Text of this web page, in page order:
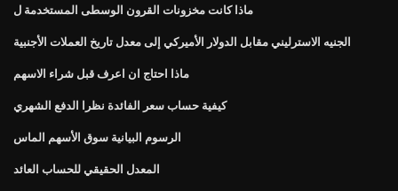
ماذا كانت مخزونات القرون الوسطى المستخدمة ل
الجنيه الاسترليني مقابل الدولار الأميركي إلى معدل تاريخ العملات الأجنبية
ماذا احتاج ان اعرف قبل شراء الاسهم
كيفية حساب سعر الفائدة نظرا الدفع الشهري
الرسوم البيانية سوق الأسهم الماس
المعدل الحقيقي للحساب العائد